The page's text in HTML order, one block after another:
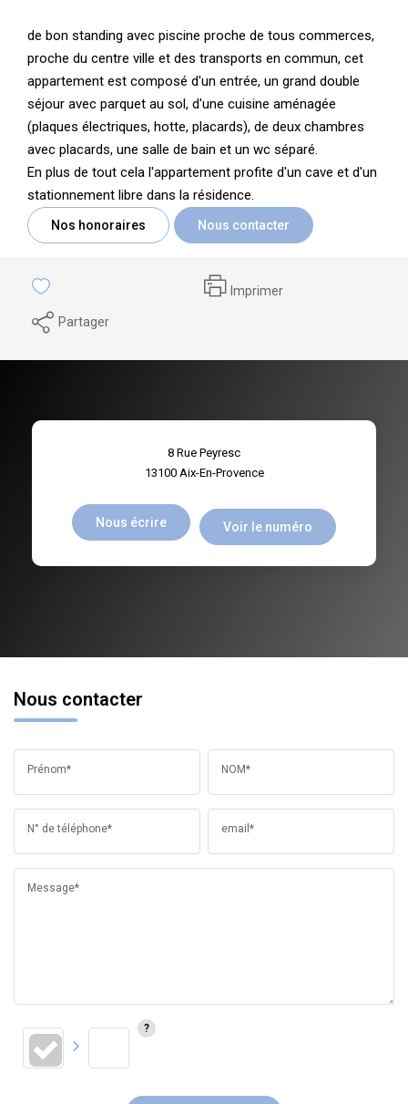
de bon standing avec piscine proche de tous commerces,
proche du centre ville et des transports en commun, cet
appartement est composé d'un entrée, un grand double
séjour avec parquet au sol, d'une cuisine aménagée
(plaques électriques, hotte, placards), de deux chambres
avec placards, une salle de bain et un wc séparé.
En plus de tout cela l'appartement profite d'un cave et d'un
stationnement libre dans la résidence.
Nos honoraires Nous contacter
Imprimer
Partager
8 Rue Peyresc
13100 Aix-En-Provence
Nous écrire Voir le numéro
Nous contacter
Prénom* NOM*
N° de téléphone* email*
Message*